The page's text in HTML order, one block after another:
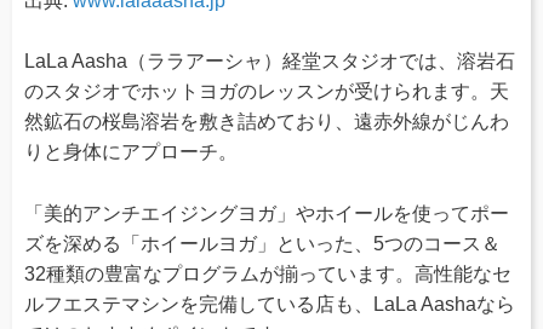
LaLa Aasha（ララアーシャ）経堂スタジオでは、溶岩石
のスタジオでホットヨガのレッスンが受けられます。天
然鉱石の桜島溶岩を敷き詰めており、遠赤外線がじんわ
りと身体にアプローチ。
「美的アンチエイジングヨガ」やホイールを使ってポー
ズを深める「ホイールヨガ」といった、5つのコース＆
32種類の豊富なプログラムが揃っています。高性能なセ
ルフエステマシンを完備している店も、LaLa Aashaなら